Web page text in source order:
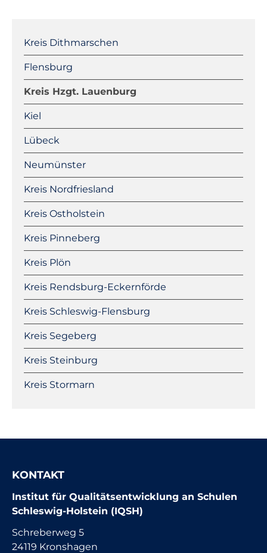
überspringen
Kreis Dithmarschen
Flensburg
Kreis Hzgt. Lauenburg
Kiel
Lübeck
Neumünster
Kreis Nordfriesland
Kreis Ostholstein
Kreis Pinneberg
Kreis Plön
Kreis Rendsburg-Eckernförde
Kreis Schleswig-Flensburg
Kreis Segeberg
Kreis Steinburg
Kreis Stormarn
KONTAKT
Institut für Qualitätsentwicklung an Schulen
Schleswig-Holstein (IQSH)
Schreberweg 5
24119 Kronshagen